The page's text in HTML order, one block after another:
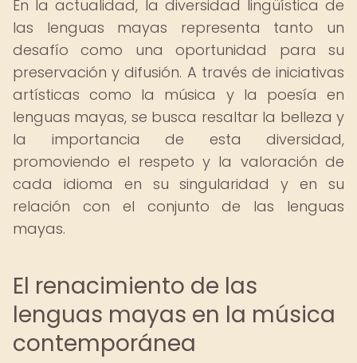
En la actualidad, la diversidad lingüística de
las lenguas mayas representa tanto un
desafío como una oportunidad para su
preservación y difusión. A través de iniciativas
artísticas como la música y la poesía en
lenguas mayas, se busca resaltar la belleza y
la importancia de esta diversidad,
promoviendo el respeto y la valoración de
cada idioma en su singularidad y en su
relación con el conjunto de las lenguas
mayas.
El renacimiento de las
lenguas mayas en la música
contemporánea